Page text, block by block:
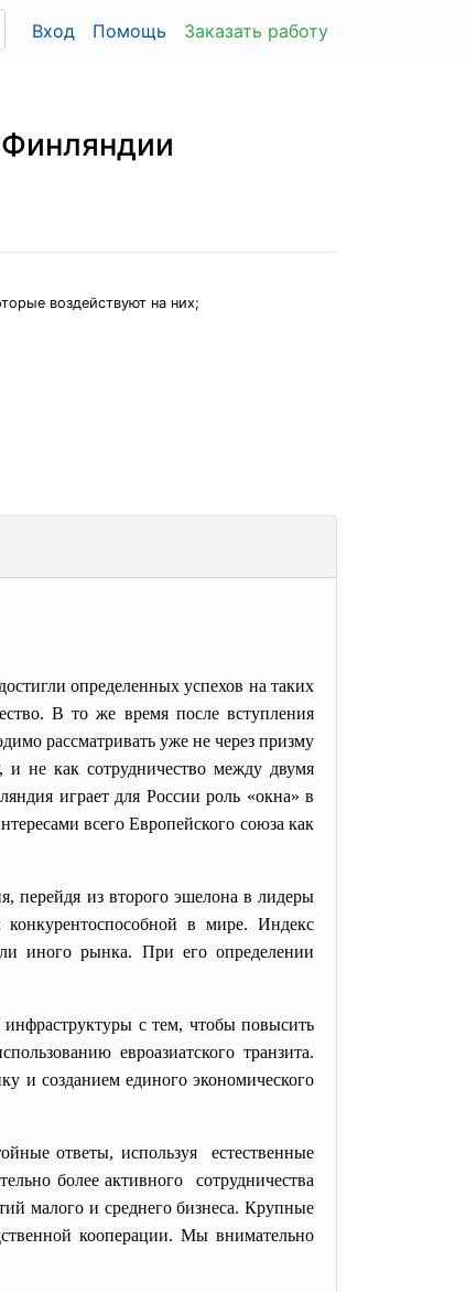
Вход Помощь Заказать работу
воздействуют на них;
определенных успехов на таких
В то же время после вступления
рассматривать уже не через призму
не как сотрудничество между двумя
играет для России роль «окна» в
всего Европейского союза как
перейдя из второго эшелона в лидеры
в мире. Индекс
иного рынка. При его определении
с тем, чтобы повысить
евроазиатского транзита.
и созданием единого экономического
ответы, используя естественные
более активного сотрудничества
малого и среднего бизнеса. Крупные
кооперации. Мы внимательно